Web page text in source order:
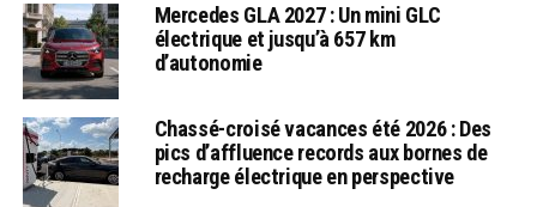
Mercedes GLA 2027 : Un mini GLC
électrique et jusqu’à 657 km
d’autonomie
Chassé-croisé vacances été 2026 : Des
pics d’affluence records aux bornes de
recharge électrique en perspective